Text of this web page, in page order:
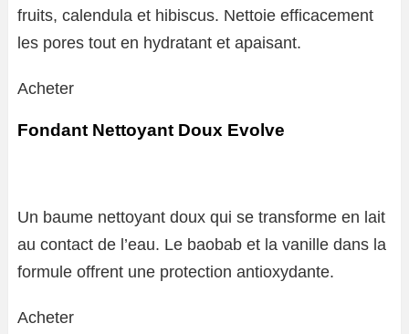
fruits, calendula et hibiscus. Nettoie efficacement
les pores tout en hydratant et apaisant.
Acheter
Fondant Nettoyant Doux Evolve
Un baume nettoyant doux qui se transforme en lait
au contact de l’eau. Le baobab et la vanille dans la
formule offrent une protection antioxydante.
Acheter